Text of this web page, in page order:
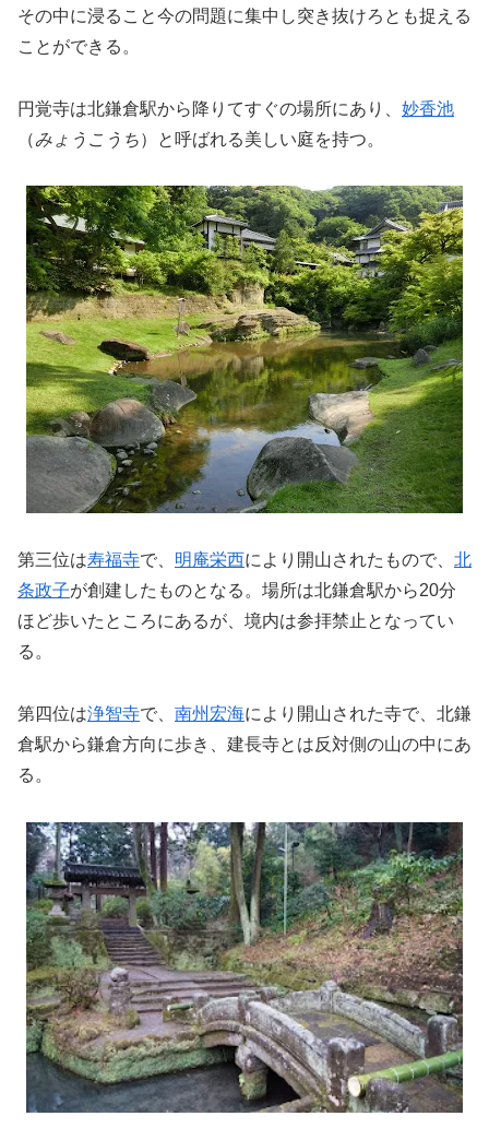
その中に浸ること今の問題に集中し突き抜けろとも捉える
ことができる。
円覚寺は北鎌倉駅から降りてすぐの場所にあり、 妙香池
（みょうこうち）と呼ばれる美しい庭を持つ。
第三位は寿福寺で、 明庵栄西により開山されたもので、 北
条政子が創建したものとなる。場所は北鎌倉駅から20分
ほど歩いたところにあるが、境内は参拝禁止となってい
る。
第四位は浄智寺で、 南州宏海により開山された寺で、北鎌
倉駅から鎌倉方向に歩き、建長寺とは反対側の山の中にあ
る。